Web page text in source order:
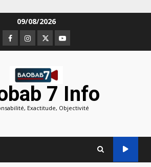
09/08/2026
Facebook
Instagram
TwitterYoutube
7 Info
Exactitude, Objectivité